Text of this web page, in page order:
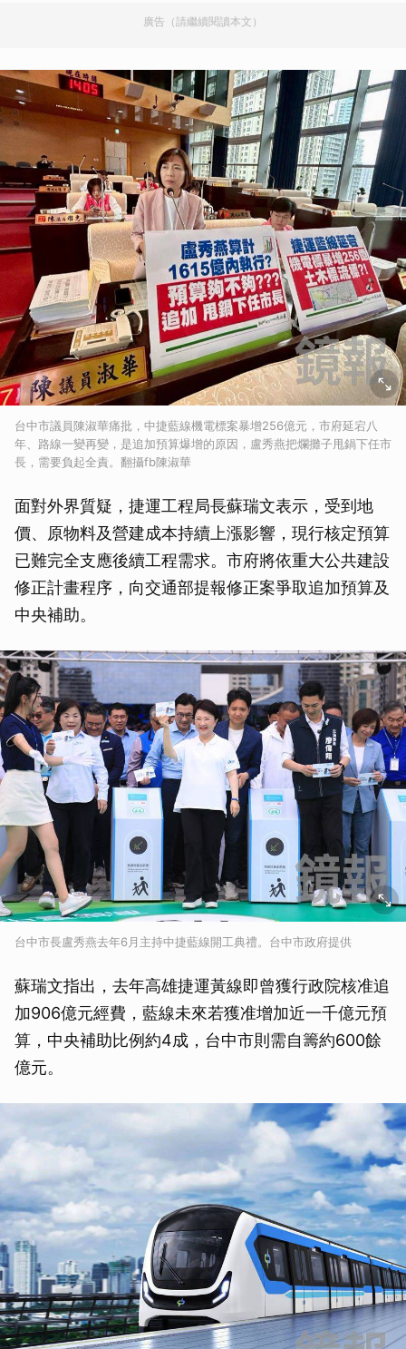
廣告（請繼續閱讀本文）
台中市議員陳淑華痛批，中捷藍線機電標案暴增256億元，市府延宕八
年、路線一變再變，是追加預算爆增的原因，盧秀燕把爛攤子甩鍋下任市
長，需要負起全責。翻攝fb陳淑華
面對外界質疑，捷運工程局長蘇瑞文表示，受到地
價、原物料及營建成本持續上漲影響，現行核定預算
已難完全支應後續工程需求。市府將依重大公共建設
修正計畫程序，向交通部提報修正案爭取追加預算及
中央補助。
台中市長盧秀燕去年6月主持中捷藍線開工典禮。台中市政府提供
蘇瑞文指出，去年高雄捷運黃線即曾獲行政院核准追
加906億元經費，藍線未來若獲准增加近一千億元預
算，中央補助比例約4成，台中市則需自籌約600餘
億元。